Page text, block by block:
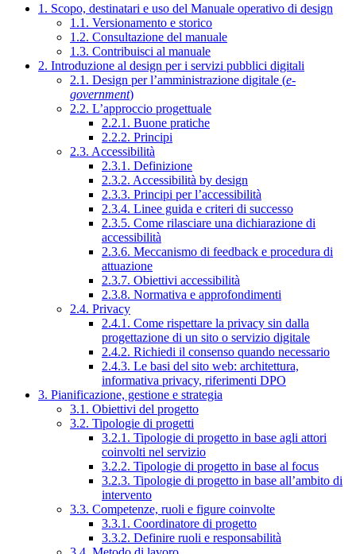
1. Scopo, destinatari e uso del Manuale operativo di design
1.1. Versionamento e storico
1.2. Consultazione del manuale
1.3. Contribuisci al manuale
2. Introduzione al design per i servizi pubblici digitali
2.1. Design per l’amministrazione digitale (e-
government)
2.2. L’approccio progettuale
2.2.1. Buone pratiche
2.2.2. Principi
2.3. Accessibilità
2.3.1. Definizione
2.3.2. Accessibilità by design
2.3.3. Principi per l’accessibilità
2.3.4. Linee guida e criteri di successo
2.3.5. Come rilasciare una dichiarazione di
accessibilità
2.3.6. Meccanismo di feedback e procedura di
attuazione
2.3.7. Obiettivi accessibilità
2.3.8. Normativa e approfondimenti
2.4. Privacy
2.4.1. Come rispettare la privacy sin dalla
progettazione di un sito o servizio digitale
2.4.2. Richiedi il consenso quando necessario
2.4.3. Le basi del sito web: architettura,
informativa privacy, riferimenti DPO
3. Pianificazione, gestione e strategia
3.1. Obiettivi del progetto
3.2. Tipologie di progetti
3.2.1. Tipologie di progetto in base agli attori
coinvolti nel servizio
3.2.2. Tipologie di progetto in base al focus
3.2.3. Tipologie di progetto in base all’ambito di
intervento
3.3. Competenze, ruoli e figure coinvolte
3.3.1. Coordinatore di progetto
3.3.2. Definire ruoli e responsabilità